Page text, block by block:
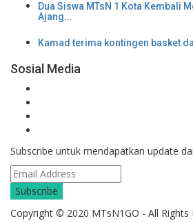
Dua Siswa MTsN 1 Kota Kembali
Ajang...
Kamad terima kontingen basket
Sosial Media
Subscribe untuk mendapatkan update
Copyright © 2020 MTsN1GO - All Rights